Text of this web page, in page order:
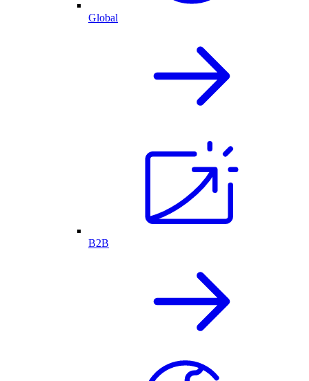
Global
B2B